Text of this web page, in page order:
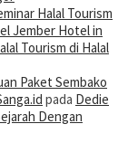
Halal Tourism
Jember Hotel in
Tourism di Halal
Paket Sembako
pada Dedie
Dengan